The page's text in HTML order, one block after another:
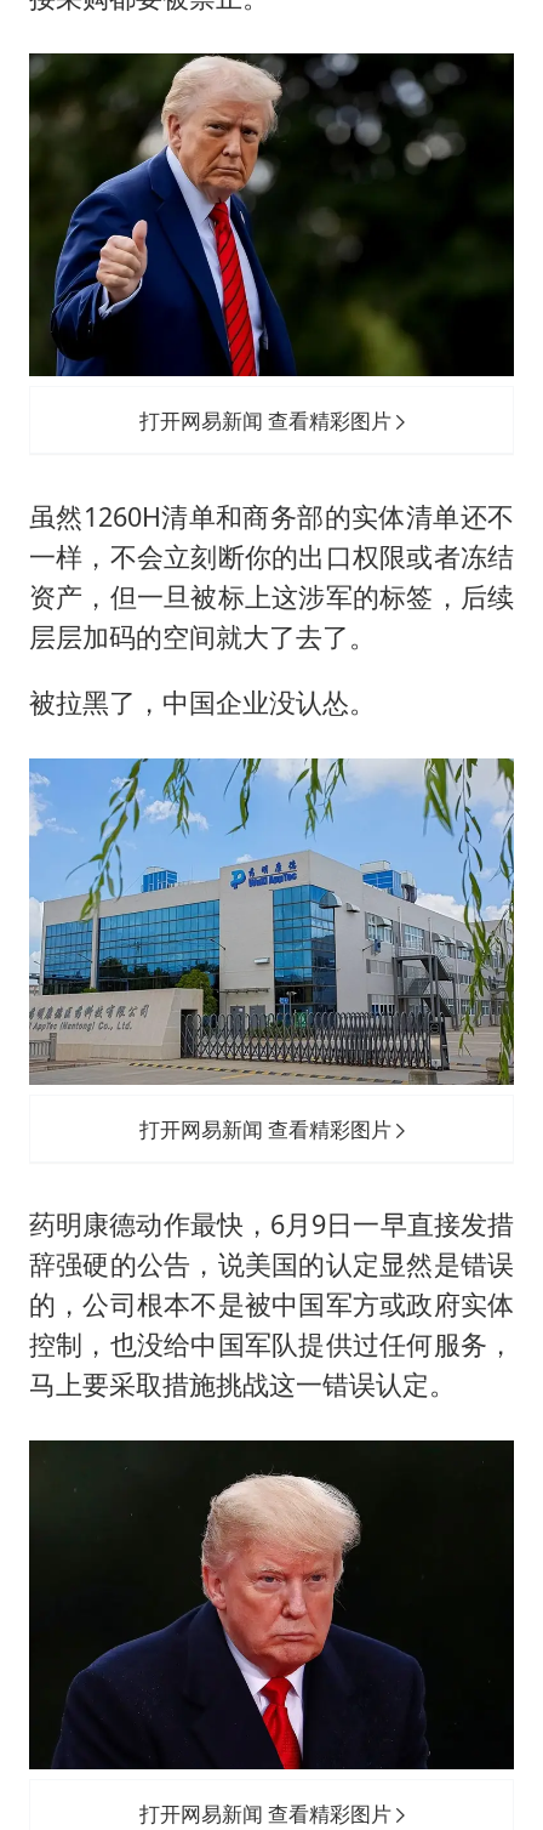
打开网易新闻 查看精彩图片
虽然1260H清单和商务部的实体清单还不
一样，不会立刻断你的出口权限或者冻结
资产，但一旦被标上这涉军的标签，后续
层层加码的空间就大了去了。
被拉黑了，中国企业没认怂。
打开网易新闻 查看精彩图片
药明康德动作最快，6月9日一早直接发措
辞强硬的公告，说美国的认定显然是错误
的，公司根本不是被中国军方或政府实体
控制，也没给中国军队提供过任何服务，
马上要采取措施挑战这一错误认定。
打开网易新闻 查看精彩图片